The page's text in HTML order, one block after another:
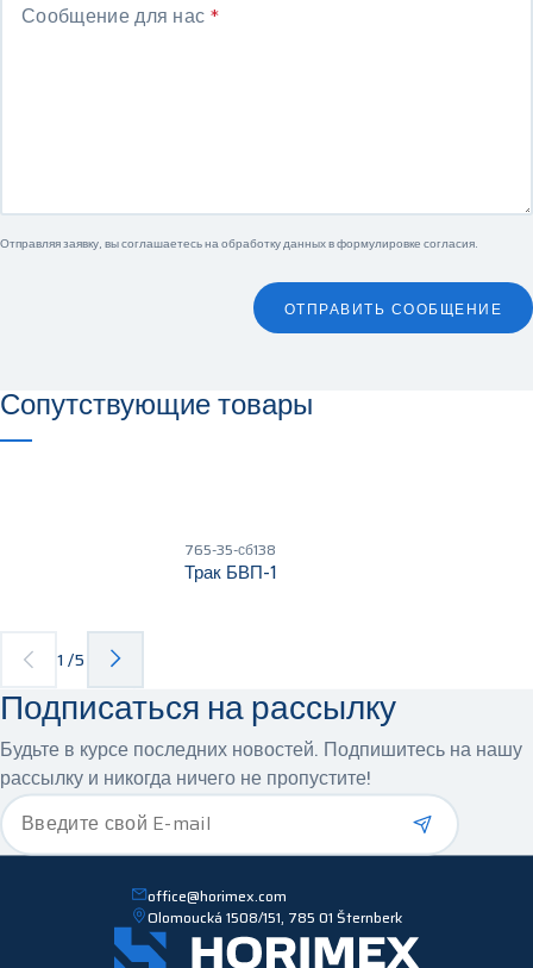
Сообщение для нас *
Отправляя заявку, вы соглашаетесь на обработку данных вформулировке согласия.
ОТПРАВИТЬ СООБЩЕНИЕ
Сопутствующие товары
765-35-сб138
Трак БВП-1
1 /5
Подписаться на рассылку
Будьте в курсе последних новостей. Подпишитесь на нашу
рассылку и никогда ничего не пропустите!
Введите свой E-mail*
office@horimex.com
Olomoucká 1508/151, 785 01 Šternberk